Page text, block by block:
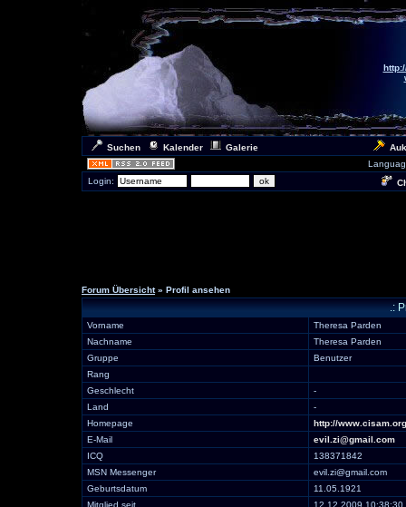
Suchen Kalender Galerie
Login:
Forum Übersicht» Profil ansehen
.:
Vorname
Theresa Parden
Nachname
Theresa Parden
Gruppe
Benutzer
Rang
Geschlecht
-
Land
-
Homepage
http://
E-Mail
evil.zi@gmail.com
ICQ
138371842
MSN Messenger
evil.zi@gmail.com
Geburtsdatum
11.05.1921
Mitglied seit
12.12.2009 10:38:30